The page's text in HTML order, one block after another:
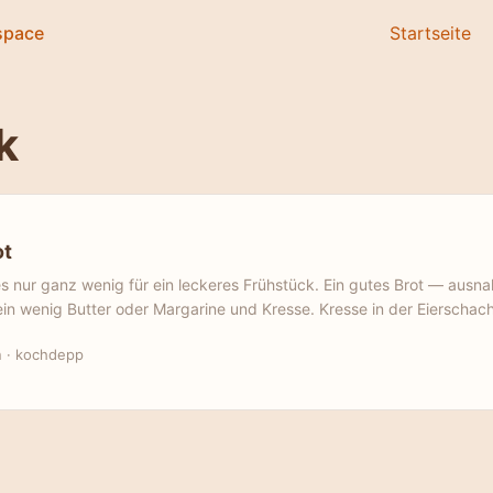
Startseite
nur ganz wenig für ein leckeres Frühstück. Ein gutes Brot —
wenig Butter oder Margarine und Kresse. Kresse in der
ein bisschen Erde gesät. Die grünen Dinger wachsen ja wie blöd,
...
· kochdepp